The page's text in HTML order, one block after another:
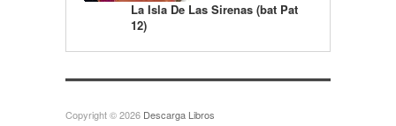
La Isla De Las Sirenas (bat Pat
12)
Copyright © 2026 Descarga Libros